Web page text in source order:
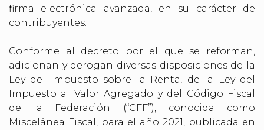
firma electrónica avanzada, en su carácter de
contribuyentes.
Conforme al decreto por el que se reforman,
adicionan y derogan diversas disposiciones de la
Ley del Impuesto sobre la Renta, de la Ley del
Impuesto al Valor Agregado y del Código Fiscal
de la Federación (“CFF”), conocida como
Miscelánea Fiscal, para el año 2021, publicada en